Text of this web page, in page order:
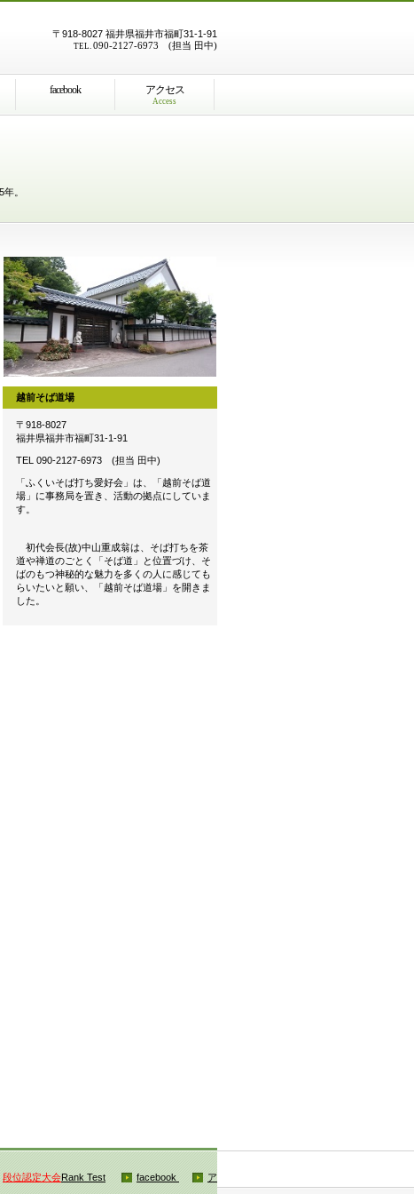
〒918-8027 福井県福井市福町31-1-91
TEL. 090-2127-6973 (担当 田中)
。
facebook アクセス
Access
越前そば道場
〒918-8027
福井県福井市福町31-1-91
TEL 090-2127-6973 (担当 田中)
「ふくいそば打ち愛好会」は、「越前そば道
場」に事務局を置き、活動の拠点にしていま
す。
初代会長(故)中山重成翁は、そば打ちを茶
道や禅道のごとく「そば道」と位置づけ、そ
ばのもつ神秘的な魅力を多くの人に感じても
らいたいと願い、「越前そば道場」を開きま
した。
段位認定大会Rank Test facebook
ア